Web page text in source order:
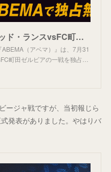
『ABEMA』、7/31のスタッド・ランスvsFC町田ゼルビアを独占無料生中継すると発表！ | Goal.com 日本
（アベマ）』は、7月31
町田ゼルビアの一戦を独占…
ージャ戦ですが、当初報じら
発表がありました。やはりバ